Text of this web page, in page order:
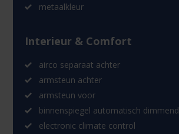
metaalkleur
Interieur & Comfort
airco separaat achter
armsteun achter
armsteun voor
binnenspiegel automatisch dimmend
electronic climate control